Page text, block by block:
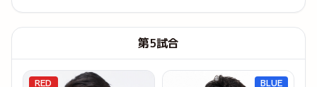
第5試合
RED BLUE